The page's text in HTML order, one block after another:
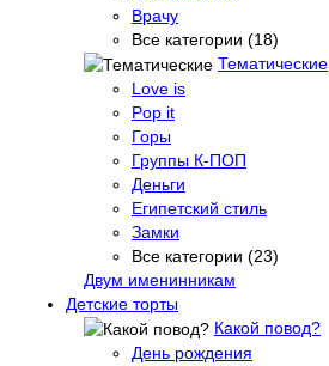
Врачу
Все категории (18)
Тематические
Love is
Pop it
Горы
Группы К-ПОП
Деньги
Египетский стиль
Замки
Все категории (23)
Двум именинникам
Детские торты
Какой повод?
День рождения